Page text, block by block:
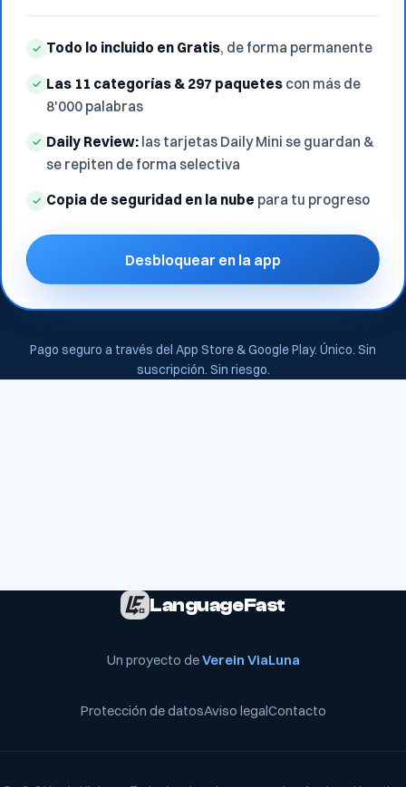
✓ Todo lo incluido en Gratis, de forma permanente
✓ Las 11 categorías & 297 paquetes con más de
8'000 palabras
✓ Daily Review: las tarjetas Daily Mini se guardan &
se repiten de forma selectiva
✓ Copia de seguridad en la nube para tu progreso
Desbloquear en la app
Pago seguro a través del App Store & Google Play. Único. Sin
suscripción. Sin riesgo.
LanguageFast
Un proyecto deVerein ViaLuna
Protección de datosAviso legalContacto